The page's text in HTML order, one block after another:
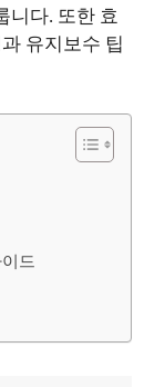
니다. 또한 효
유지보수 팁
드